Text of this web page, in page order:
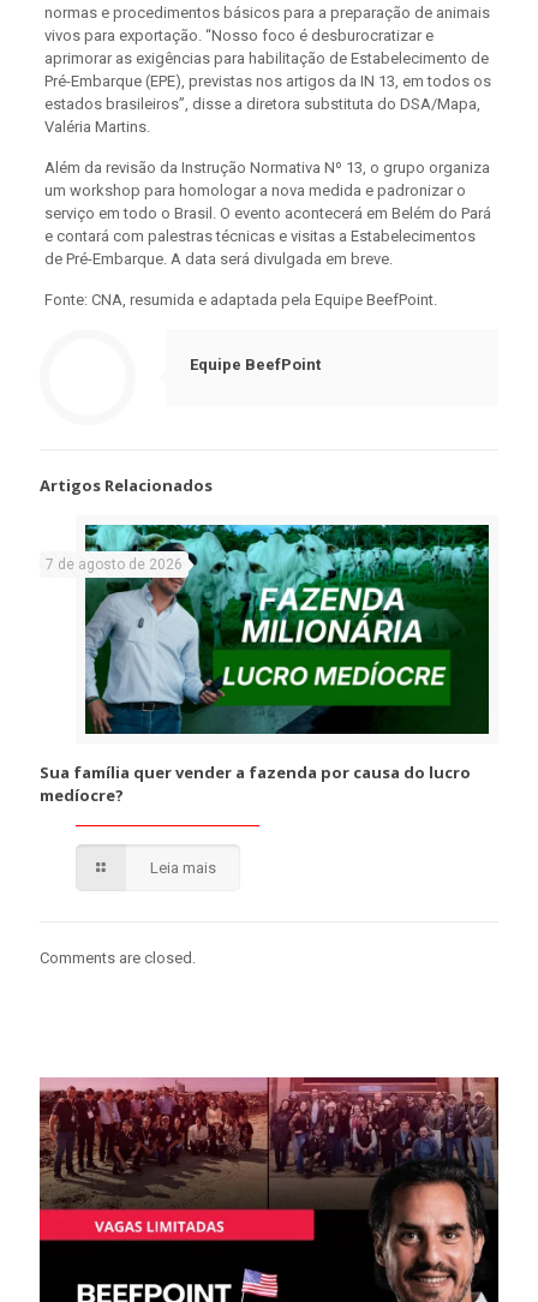
normas e procedimentos básicos para a preparação de animais
vivos para exportação. “Nosso foco é desburocratizar e
aprimorar as exigências para habilitação de Estabelecimento de
Pré-Embarque (EPE), previstas nos artigos da IN 13, em todos os
estados brasileiros”, disse a diretora substituta do DSA/Mapa,
Valéria Martins.
Além da revisão da Instrução Normativa Nº 13, o grupo organiza
um workshop para homologar a nova medida e padronizar o
serviço em todo o Brasil. O evento acontecerá em Belém do Pará
e contará com palestras técnicas e visitas a Estabelecimentos
de Pré-Embarque. A data será divulgada em breve.
Fonte: CNA, resumida e adaptada pela Equipe BeefPoint.
Equipe BeefPoint
Artigos Relacionados
7 de agosto de 2026
Sua família quer vender a fazenda por causa do lucro
medíocre?
Leia mais
Comments are closed.